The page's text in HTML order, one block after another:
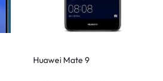
Huawei Mate 9